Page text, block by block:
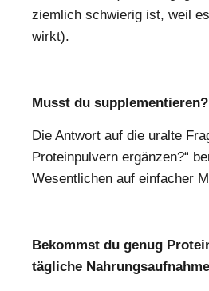
ziemlich schwierig ist, weil
wirkt).
Musst du supplementieren?
Die Antwort auf die uralte
Proteinpulvern ergänzen?“
Wesentlichen auf einfacher
Bekommst du genug
tägliche